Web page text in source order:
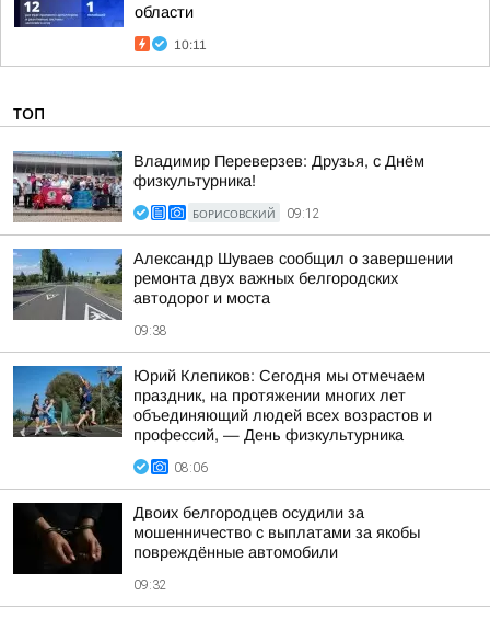
области
10:11
ТОП
Владимир Переверзев: Друзья, с Днём
физкультурника!
БОРИСОВСКИЙ 09:12
Александр Шуваев сообщил о завершении
ремонта двух важных белгородских
автодорог и моста
09:38
Юрий Клепиков: Сегодня мы отмечаем
праздник, на протяжении многих лет
объединяющий людей всех возрастов и
профессий, — День физкультурника
08:06
Двоих белгородцев осудили за
мошенничество с выплатами за якобы
повреждённые автомобили
09:32